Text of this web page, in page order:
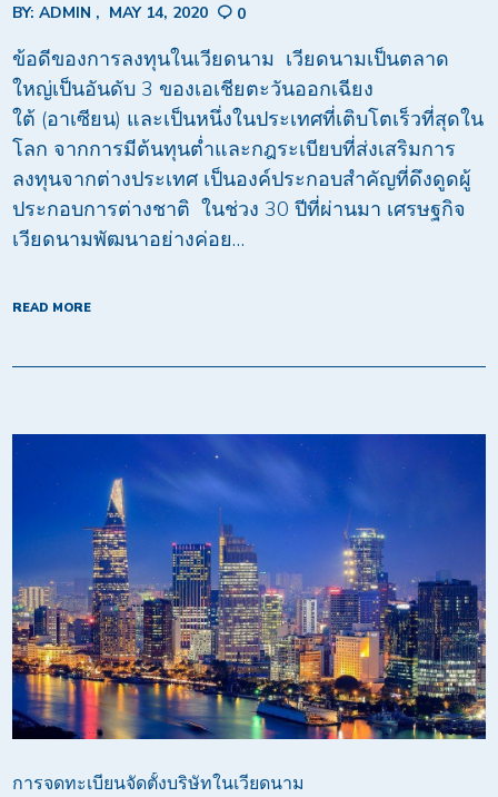
BY:ADMIN MAY 14, 2020 0
ข้อดีของการลงทุนในเวียดนาม เวียดนามเป็นตลาด
ใหญ่เป็นอันดับ 3 ของเอเชียตะวันออกเฉียง
ใต้ (อาเซียน) และเป็นหนึ่งในประเทศที่เติบโตเร็วที่สุดใน
โลก จากการมีต้นทุนต่ำและกฎระเบียบที่ส่งเสริมการ
ลงทุนจากต่างประเทศ เป็นองค์ประกอบสำคัญที่ดึงดูดผู้
ประกอบการต่างชาติ ในช่วง 30 ปีที่ผ่านมา เศรษฐกิจ
เวียดนามพัฒนาอย่างค่อย…
READ MORE
การจดทะเบียนจัดตั้งบริษัทในเวียดนาม